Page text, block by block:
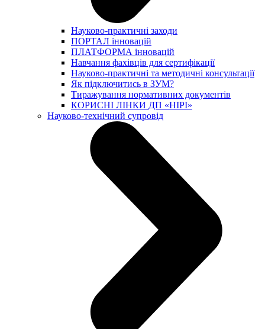
Науково-практичні заходи
ПОРТАЛ інновацій
ПЛАТФОРМА інновацій
Навчання фахівців для сертифікації
Науково-практичні та методичні консультації
Як підключитись в ЗУМ?
Тиражування нормативних документів
КОРИСНІ ЛІНКИ ДП «НІРІ»
Науково-технічний супровід